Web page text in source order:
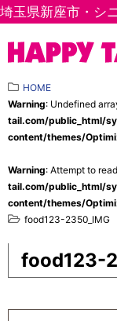
埼玉県新座市・シ
HOME
Warning: Undefined
tail.com/public_html/
content/themes/
Warning: Attempt to
tail.com/public_html/
content/themes/
food123-2350_IMG
food123-